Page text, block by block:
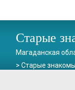
Старые
Магаданская
> Старые